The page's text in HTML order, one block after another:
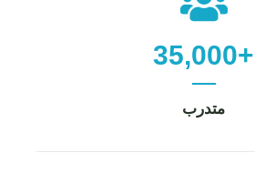
35,000+
متدرب